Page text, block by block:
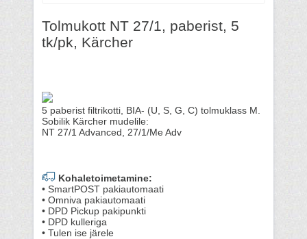
Tolmukott NT 27/1, paberist, 5
tk/pk, Kärcher
5 paberist filtrikotti, BIA- (U, S, G, C) tolmuklass M.
Sobilik Kärcher mudelile:
NT 27/1 Advanced, 27/1/Me Adv
Kohaletoimetamine:
• SmartPOST pakiautomaati
• Omniva pakiautomaati
• DPD Pickup pakipunkti
• DPD kulleriga
• Tulen ise järele